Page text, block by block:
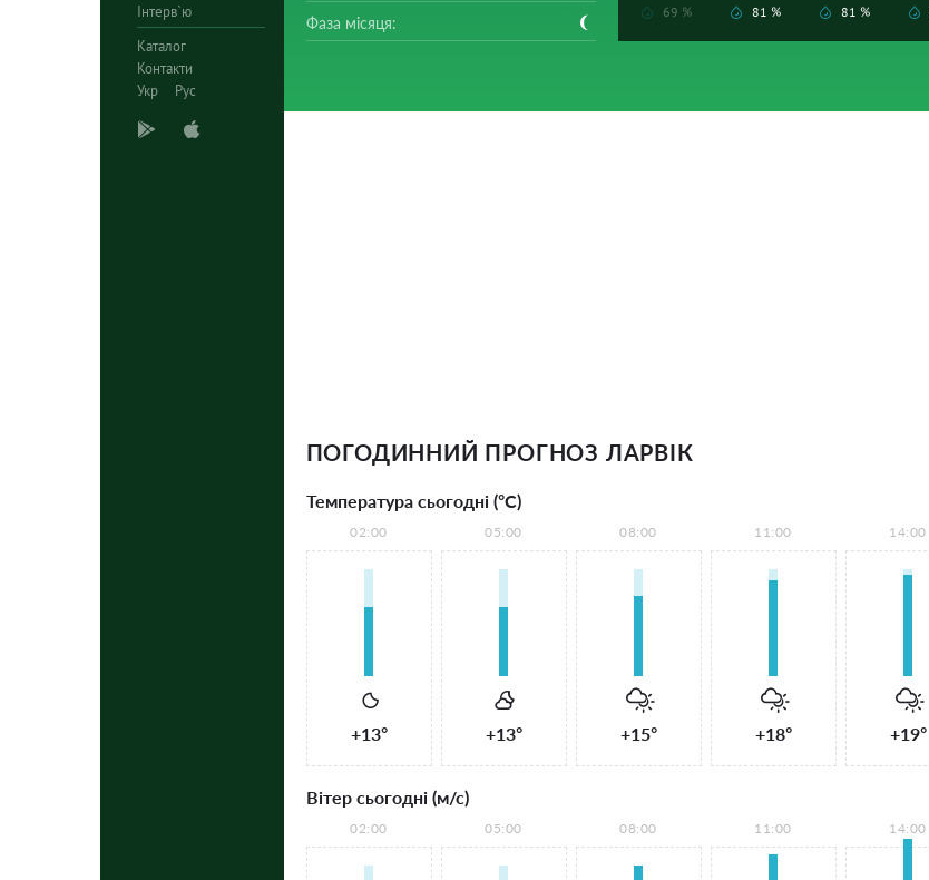
Інтерв`ю
Каталог
Контакти
Укр
Рус
Фаза місяця:
69 %
81 %
81 %
ПОГОДИННИЙ ПРОГНОЗ ЛАРВІК
Температура сьогодні (°С)
02:00
+13°
05:00
+13°
08:00
+15°
11:00
+18°
14:00
+19°
Вітер сьогодні (м/с)
02:00 05:00 08:00 11:00 14:00